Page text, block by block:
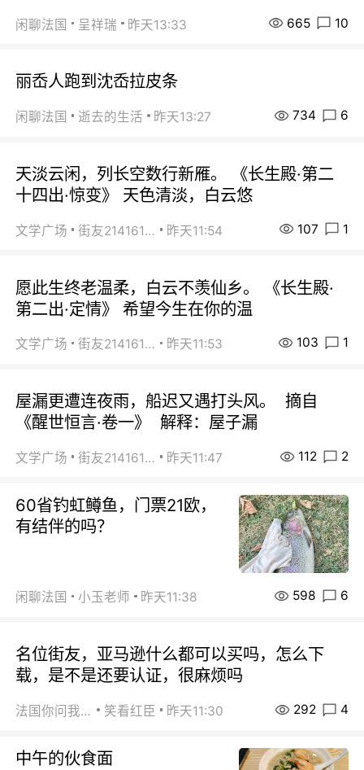
闲聊法国 呈祥瑞 昨天13:33 665 10
丽岙人跑到沈岙拉皮条
闲聊法国 逝去的生活 昨天13:27 734 6
天淡云闲，列长空数行新雁。 《长生殿·第二
十四出·惊变》 天色清淡，白云悠
文学广场 街友21416156 昨天11:54 107 1
愿此生终老温柔，白云不羡仙乡。 《长生殿·
第二出·定情》 希望今生在你的温
文学广场 街友21416156 昨天11:53 103 1
屋漏更遭连夜雨，船迟又遇打头风。 摘自
《醒世恒言·卷一》 解释：屋子漏
文学广场 街友21416156 昨天11:47 112 2
60省钓虹鳟鱼，门票21欧，
有结伴的吗？
闲聊法国 小玉老师 昨天11:38 598 6
名位街友，亚马逊什么都可以买吗，怎么下
载，是不是还要认证，很麻烦吗
法国你问我答 笑看红臣 昨天11:30 292 4
中午的伙食面